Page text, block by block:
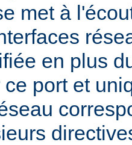
met à
en plus
port et